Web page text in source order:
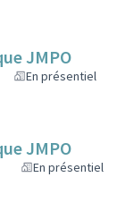
JMPO
En présentiel
JMPO
En présentiel